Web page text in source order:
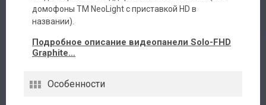
домофоны ТМ NeoLight с приставкой HD в
названии).
Подробное описание видеопанели Solo-FHD
Graphite…
Особенности